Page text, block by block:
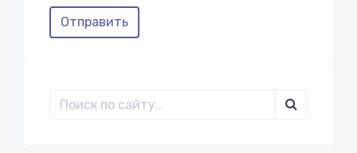
Отправить